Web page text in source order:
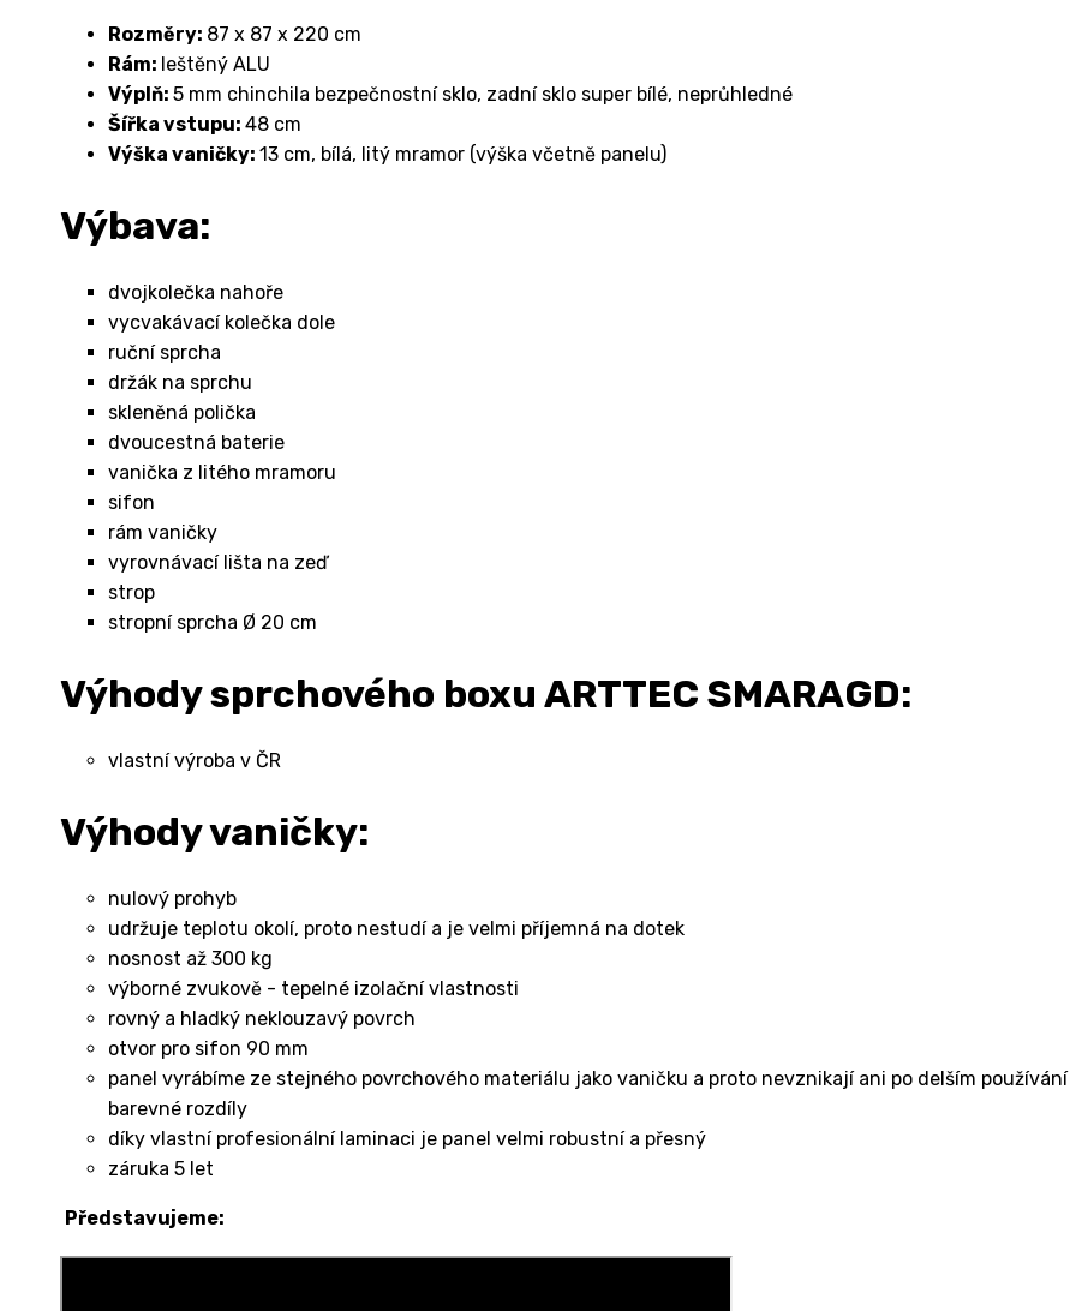
Rozměry: 87 x 87 x 220 cm
Rám: leštěný ALU
Výplň: 5 mm chinchila bezpečnostní sklo, zadní sklo super bílé, neprůhledné
Šířka vstupu: 48 cm
Výška vaničky: 13 cm, bílá, litý mramor (výška včetně panelu)
Výbava:
dvojkolečka nahoře
vycvakávací kolečka dole
ruční sprcha
držák na sprchu
skleněná polička
dvoucestná baterie
vanička z litého mramoru
sifon
rám vaničky
vyrovnávací lišta na zeď
strop
stropní sprcha Ø 20 cm
Výhody sprchového boxu ARTTEC SMARAGD:
vlastní výroba v ČR
Výhody vaničky:
nulový prohyb
udržuje teplotu okolí, proto nestudí a je velmi příjemná na dotek
nosnost až 300 kg
výborné zvukově - tepelné izolační vlastnosti
rovný a hladký neklouzavý povrch
otvor pro sifon 90 mm
panel vyrábíme ze stejného povrchového materiálu jako vaničku a proto nevznikají ani po delším používání
barevné rozdíly
díky vlastní profesionální laminaci je panel velmi robustní a přesný
záruka 5 let
Představujeme: